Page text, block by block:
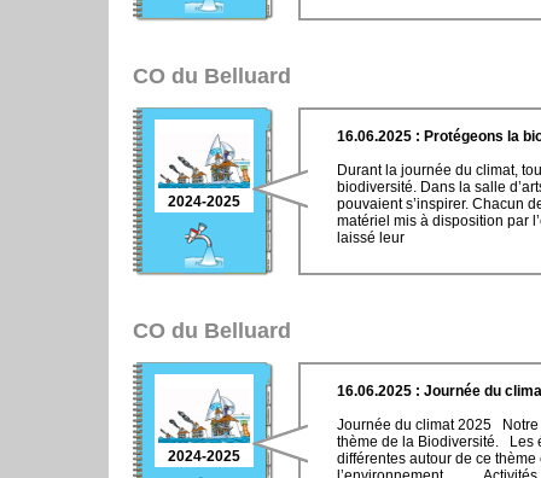
CO du Belluard
2024-2025
16.06.2025 : Protégeons la
Durant la journée du climat,
biodiversité. Dans la salle
pouvaient s’inspirer. Chacun
matériel mis à disposition par
laissé leur
CO du Belluard
2024-2025
16.06.2025 : Journée du
Journée du climat 2025
thème de la Biodiversité. Les
différentes autour de ce